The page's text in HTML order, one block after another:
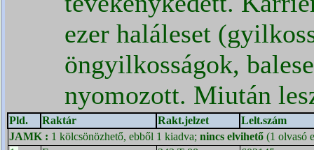
ezer haláleset
öngyilkosságok,
nyomozott. Miután
Pld. Raktár Rakt.jelzet
Lelt.szám
JAMK : 1 kölcsönözhető, ebből 1 kiadva; nincs elvihető (1 olvasó